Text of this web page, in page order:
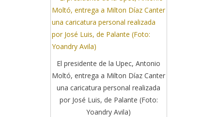
El presidente de la Upec, Antonio
Moltó, entrega a Milton Díaz Canter
una caricatura personal realizada
por José Luis, de Palante (Foto:
Yoandry Avila)